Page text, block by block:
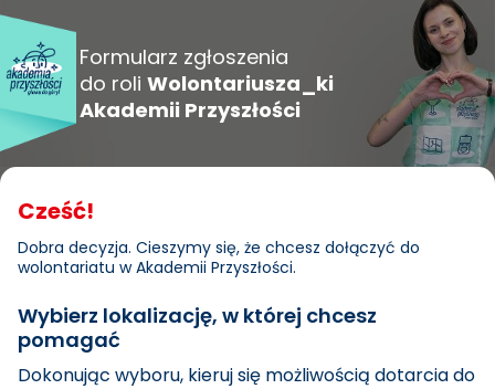
Formularz zgłoszenia
do roli Wolontariusza_ki
Akademii Przyszłości
Cześć!
Dobra decyzja. Cieszymy się, że chcesz dołączyć do
wolontariatu w Akademii Przyszłości.
Wybierz lokalizację, w której chcesz
pomagać
Dokonując wyboru, kieruj się możliwością dotarcia do